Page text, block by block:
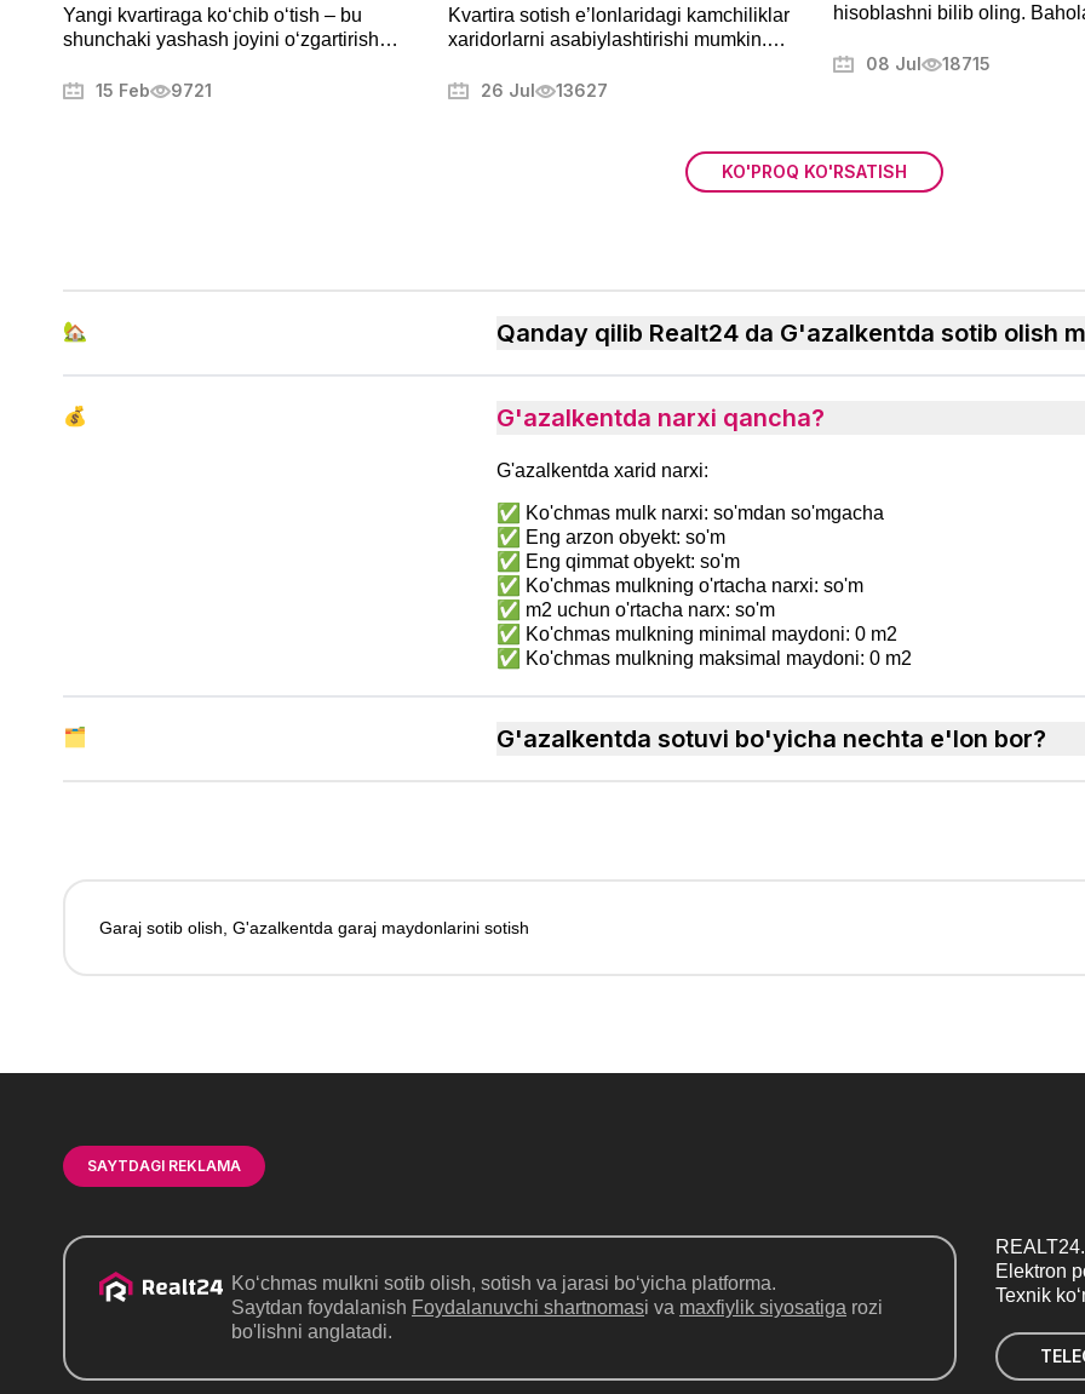
Yangi kvartiraga ko‘chib o‘tish – bu
shunchaki yashash joyini o‘zgartirish
qiladigan muhim bosqichdir. Bu jarayon
15 Feb 9721
Kvartira sotish e’lonlaridagi kamchiliklar
xaridorlarni asabiylashtirishi mumkin.
muammolarni tahlil qilish va ko’chmas
26 Jul 13627
hisoblashni bilib oling.
jihatlarga chuqur sho’ng’in.
08 Jul 18715
KO'PROQ KO'RSATISH
🏡 Qanday qilib Realt24 da G'azalkentda sotib olish
💰 G'azalkentda narxi qancha?
G'azalkentda xarid narxi:
✅ Ko'chmas mulk narxi: so'mdan so'mgacha
✅ Eng arzon obyekt: so'm
✅ Eng qimmat obyekt: so'm
✅ Ko'chmas mulkning o'rtacha narxi: so'm
✅ m2 uchun o'rtacha narx: so'm
✅ Ko'chmas mulkning minimal maydoni: 0 m2
✅ Ko'chmas mulkning maksimal maydoni: 0 m2
🗂 G'azalkentda sotuvi bo'yicha nechta e'lon bor?
Garaj sotib olish, G'azalkentda garaj maydonlarini sotish
SAYTDAGI REKLAMA
Ko‘chmas mulkni sotib olish, sotish va jarasi bo‘yicha platforma.
Saytdan foydalanish Foydalanuvchi shartnomasi va maxfiylik siyosatiga rozi
bo'lishni anglatadi.
Elektron
Texnik